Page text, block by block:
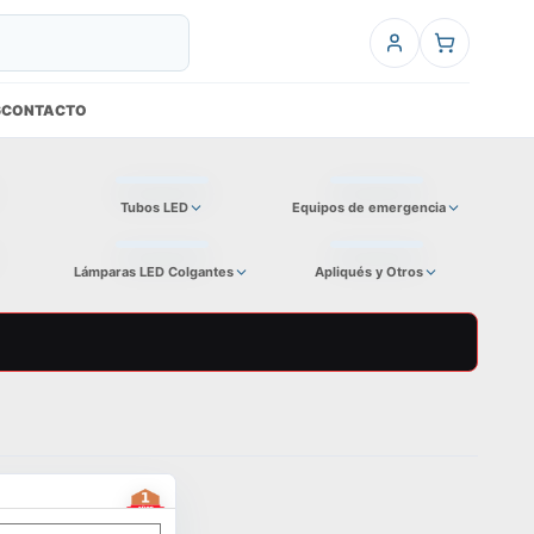
CONTACTO
Tubos LED Equipos de emergencia
Lámparas LED Colgantes Apliqués y Otros